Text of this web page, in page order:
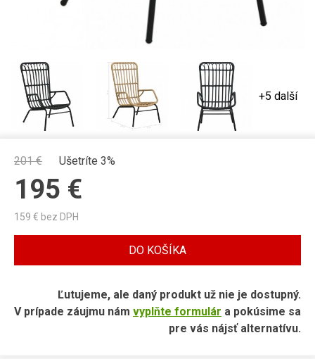
+5 další
201€ Ušetríte 3%
195 €
159 € bez DPH
DO KOŠÍKA
Ľutujeme, ale daný produkt už nie je dostupný.
V prípade záujmu nám vyplňte formulár a pokúsime sa
pre vás nájsť alternatívu.